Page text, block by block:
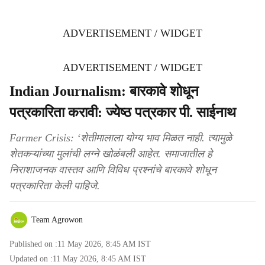
ADVERTISEMENT / WIDGET
ADVERTISEMENT / WIDGET
Indian Journalism: बारकावे शोधून
पत्रकारिता करावी: ज्येष्ठ पत्रकार पी. साईनाथ
Farmer Crisis: ‘शेतीमालाला योग्य भाव मिळत नाही. त्यामुळे
शेतकऱ्यांच्या मुलांची लग्ने खोळंबली आहेत. समाजातील हे
निराशाजनक वास्तव आणि विविध प्रश्नांचे बारकावे शोधून
पत्रकारिता केली पाहिजे.
Team Agrowon
Published on :11 May 2026, 8:45 AM IST
Updated on :11 May 2026, 8:45 AM IST